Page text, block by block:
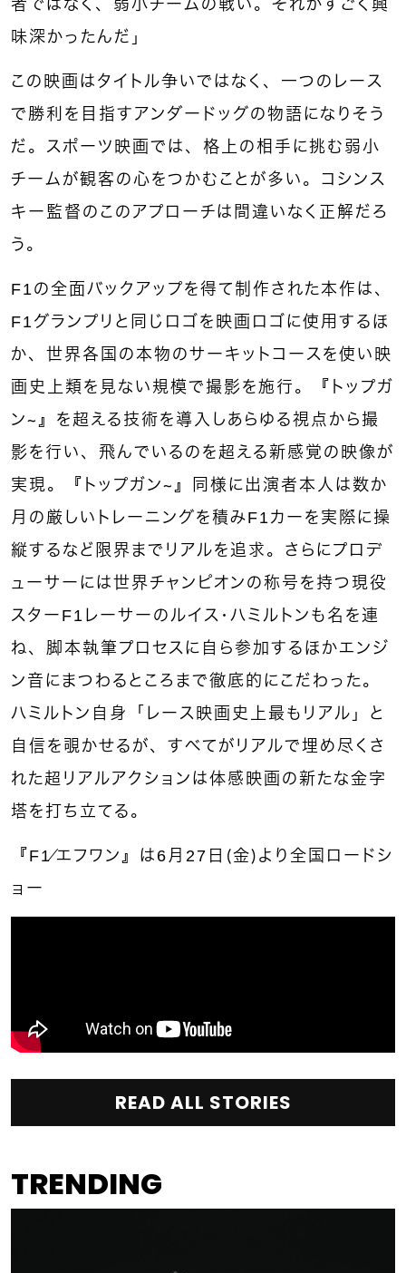
者ではなく、弱小チームの戦い。それがすごく興
味深かったんだ」
この映画はタイトル争いではなく、一つのレース
で勝利を目指すアンダードッグの物語になりそう
だ。スポーツ映画では、格上の相手に挑む弱小
チームが観客の心をつかむことが多い。コシンス
キー監督のこのアプローチは間違いなく正解だろ
う。
F1の全面バックアップを得て制作された本作は、
F1グランプリと同じロゴを映画ロゴに使用するほ
か、世界各国の本物のサーキットコースを使い映
画史上類を見ない規模で撮影を施行。『トップガ
ン～』を超える技術を導入しあらゆる視点から撮
影を行い、飛んでいるのを超える新感覚の映像が
実現。『トップガン～』同様に出演者本人は数か
月の厳しいトレーニングを積みF1カーを実際に操
縦するなど限界までリアルを追求。さらにプロデ
ューサーには世界チャンピオンの称号を持つ現役
スターF1レーサーのルイス・ハミルトンも名を連
ね、脚本執筆プロセスに自ら参加するほかエンジ
ン音にまつわるところまで徹底的にこだわった。
ハミルトン自身「レース映画史上最もリアル」と
自信を覗かせるが、すべてがリアルで埋め尽くさ
れた超リアルアクションは体感映画の新たな金字
塔を打ち立てる。
『F1／エフワン』は6月27日（金）より全国ロードシ
ョー
READ ALL STORIES
TRENDING